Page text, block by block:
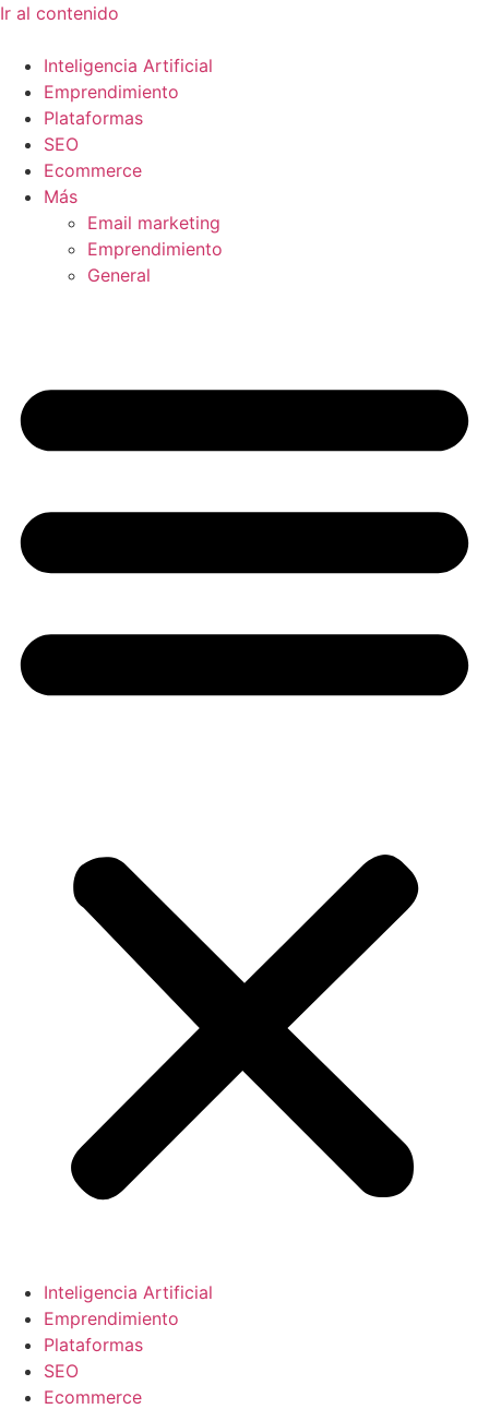
Ir al contenido
Inteligencia Artificial
Emprendimiento
Plataformas
SEO
Ecommerce
Más
Email marketing
Emprendimiento
General
Inteligencia Artificial
Emprendimiento
Plataformas
SEO
Ecommerce